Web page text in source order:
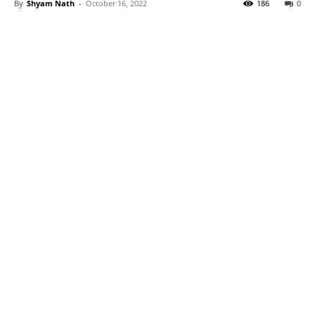
By Shyam Nath - October 16, 2022 0
186